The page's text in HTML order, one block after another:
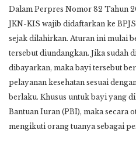
Dalam Perpres Nomor 82 Tahun
JKN-KIS wajib didaftarkan ke
sejak dilahirkan. Aturan ini mulai
tersebut diundangkan. Jika sudah
dibayarkan, maka bayi tersebut
pelayanan kesehatan sesuai
berlaku. Khusus untuk bayi yang
Bantuan Iuran (PBI), maka secara
mengikuti orang tuanya sebagai